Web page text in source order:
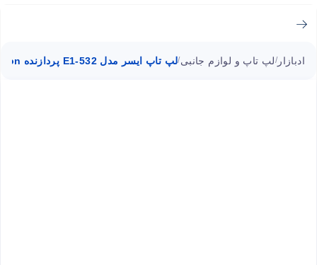
ادبازار /لپ تاپ و لوازم جانبی/لپ تاپ ایسر مدل E1-532 پردازنده Celeron